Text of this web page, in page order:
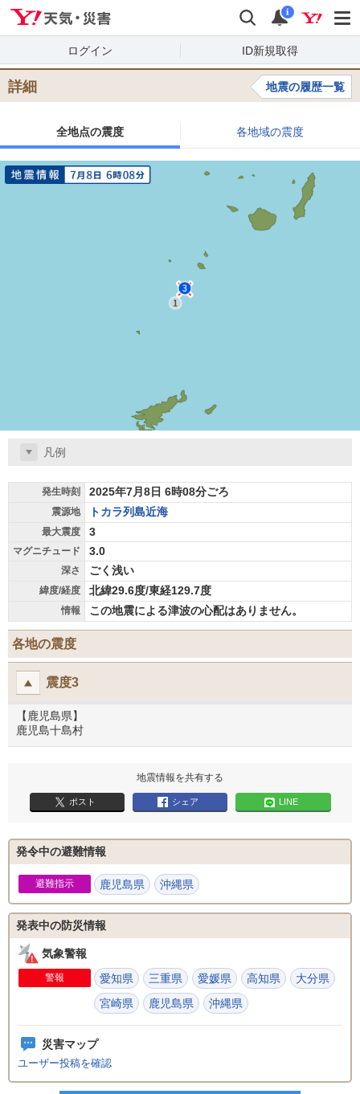
検索 通知
i
ログイン ID新規取得
詳細 地震の履歴一覧
全地点の震度 各地域の震度
凡例
発生時刻 2025年7月8日 6時08分ごろ
震源地 トカラ列島近海
最大震度 3
マグニチュード 3.0
深さ ごく浅い
緯度/経度 北緯29.6度/東経129.7度
情報 この地震による津波の心配はありません。
各地の震度
震度3
【鹿児島県】
鹿児島十島村
地震情報を共有する
ポスト シェア LINE
発令中の避難情報
避難指示 鹿児島県 沖縄県
発表中の防災情報
気象警報
警報 愛知県 三重県 愛媛県 高知県
大分県
宮崎県
鹿児島県 沖縄県
災害マップ
ユーザー投稿を確認